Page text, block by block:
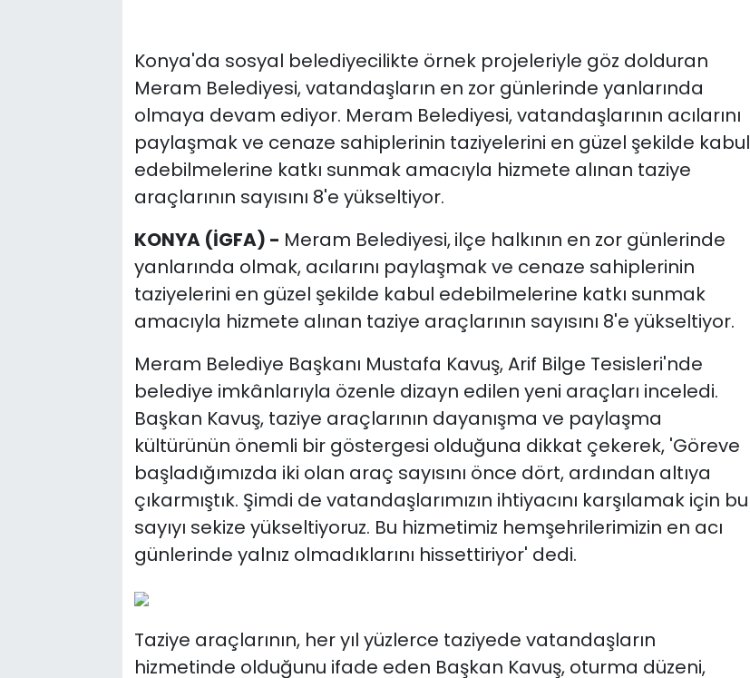
Konya'da sosyal belediyecilikte örnek projeleriyle göz dolduran
Meram Belediyesi, vatandaşların en zor günlerinde yanlarında
olmaya devam ediyor. Meram Belediyesi, vatandaşlarının acılarını
paylaşmak ve cenaze sahiplerinin taziyelerini en güzel şekilde kabul
edebilmelerine katkı sunmak amacıyla hizmete alınan taziye
araçlarının sayısını 8'e yükseltiyor.
KONYA (İGFA) - Meram Belediyesi,ilçe halkının en zor günlerinde
yanlarında olmak, acılarını paylaşmak ve cenaze sahiplerinin
taziyelerini en güzel şekilde kabul edebilmelerine katkı sunmak
amacıyla hizmete alınan taziye araçlarının sayısını 8'e yükseltiyor.
Meram Belediye Başkanı Mustafa Kavuş, Arif Bilge Tesisleri'nde
belediye imkânlarıyla özenle dizayn edilen yeni araçları inceledi.
Başkan Kavuş, taziye araçlarının dayanışma ve paylaşma
kültürünün önemli bir göstergesi olduğuna dikkat çekerek, 'Göreve
başladığımızda iki olan araç sayısını önce dört, ardından altıya
çıkarmıştık. Şimdi de vatandaşlarımızın ihtiyacını karşılamak için bu
sayıyı sekize yükseltiyoruz. Bu hizmetimiz hemşehrilerimizin en acı
günlerinde yalnız olmadıklarını hissettiriyor' dedi.
Taziye araçlarının, her yıl yüzlerce taziyede vatandaşların
hizmetinde olduğunu ifade eden Başkan Kavuş, oturma düzeni,